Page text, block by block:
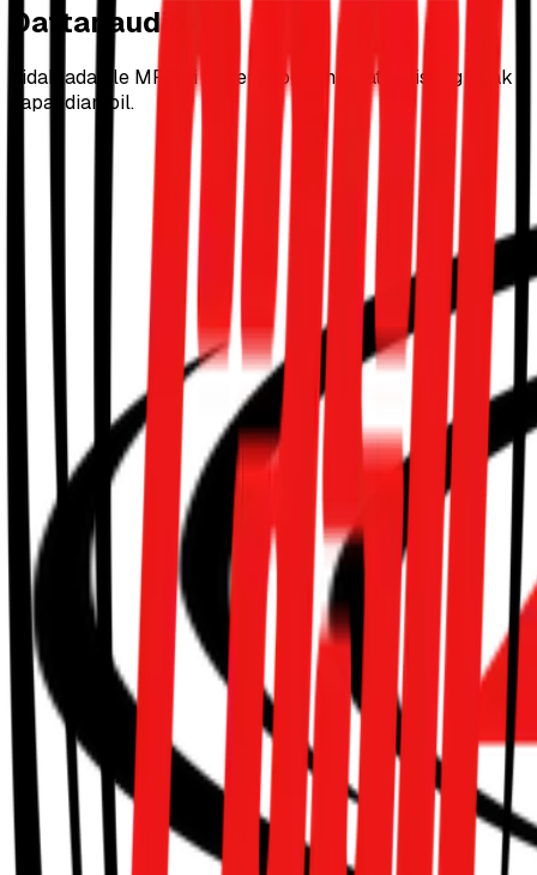
Daftar audio
Tidak ada file MP3 di folder program ini atau listing tidak
dapat diambil.